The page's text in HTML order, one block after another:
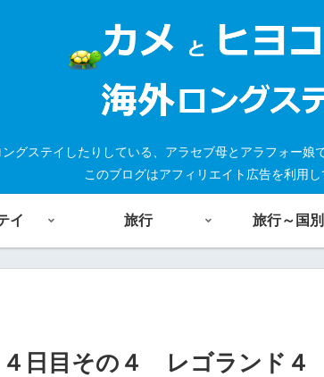
グステイしたりしている、アラセブ母とアラフォー娘
このブログはアフィリエイト広告を利用し
イ 旅行 旅行～国
日目その４ レゴランド４